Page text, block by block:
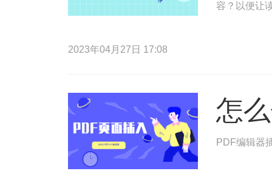
容？以便让
2023年04月27日 17:08
怎
PDF编辑器